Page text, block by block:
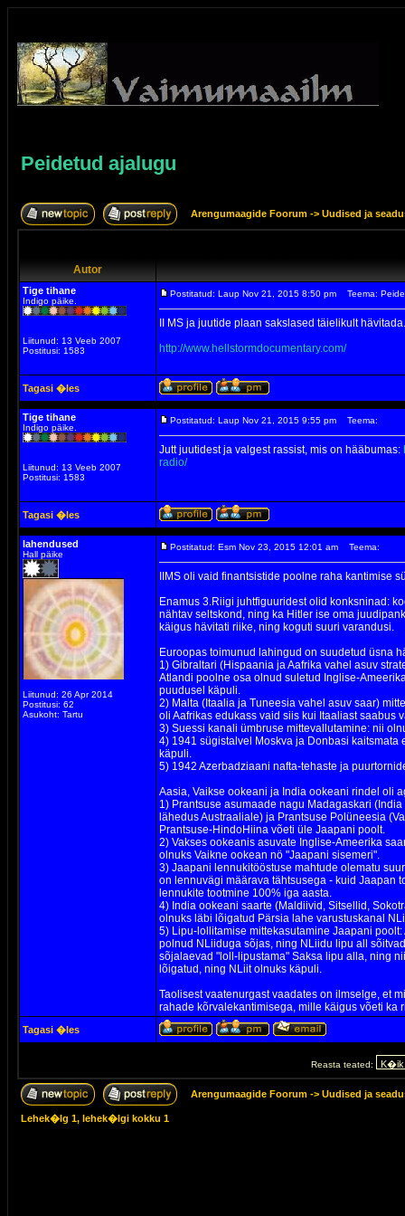
Peidetud ajalugu
Arengumaagide Foorum -> Uudised ja
Autor
Tige tihane
Indigo päike.
Liitunud: 13 Veeb 2007
Postitusi: 1583
Postitatud: Laup Nov 21, 2015 8:50 pm Teema:
II MS ja juutide plaan sakslased täielikult hävitada.
http://www.hellstormdocumentary.com/
Tagasi �les
Tige tihane
Indigo päike.
Liitunud: 13 Veeb 2007
Postitusi: 1583
Postitatud: Laup Nov 21, 2015 9:55 pm Teema:
Jutt juutidest ja valgest rassist, mis on hääbumas:
radio/
Tagasi �les
lahendused
Hall päike
Liitunud: 26 Apr 2014
Postitusi: 62
Asukoht: Tartu
Postitatud: Esm Nov 23, 2015 12:01 am Teema:
IIMS oli vaid finantsistide poolne raha kantimise
Enamus 3.Riigi juhtfiguuridest olid konksninad:
nähtav seltskond, ning ka Hitler ise oma
käigus hävitati riike, ning koguti suuri varandusi.
Euroopas toimunud lahingud on suudetud üsna
1) Gibraltari (Hispaania ja Aafrika vahel asuv
Atlandi poolne osa olnud suletud Inglise-
puudusel käpuli.
2) Malta (Itaalia ja Tuneesia vahel asuv saar)
oli Aafrikas edukass vaid siis kui Itaaliast saabus
3) Suessi kanali ümbruse mittevallutamine: nii
4) 1941 sügistalvel Moskva ja Donbasi
käpuli.
5) 1942 Azerbadziaani nafta-tehaste ja
Aasia, Vaikse ookeani ja India ookeani rindel oli
1) Prantsuse asumaade nagu Madagaskari
lähedus Austraaliale) ja Prantsuse Polüneesia
Prantsuse-HindoHiina võeti üle Jaapani poolt.
2) Vakses ookeanis asuvate Inglise-Ameerika
olnuks Vaikne ookean nö "Jaapani sisemeri".
3) Jaapani lennukitööstuse mahtude olematu
on lennuvägi määrava tähtsusega - kuid Jaapan
lennukite tootmine 100% iga aasta.
4) India ookeani saarte (Maldiivid, Sitsellid,
olnuks läbi lõigatud Pärsia lahe varustuskanal
5) Lipu-lollitamise mittekasutamine Jaapani
polnud NLiiduga sõjas, ning NLiidu lipu all
sõjalaevad "loll-lipustama" Saksa lipu alla, ning
lõigatud, ning NLiit olnuks käpuli.
Taolisest vaatenurgast vaadates on ilmselge, et
rahade kõrvalekantimisega, mille käigus võeti ka
Tagasi �les
Reasta teated:
Arengumaagide Foorum -> Uudised ja
Lehek�lg 1, lehek�lgi kokku 1